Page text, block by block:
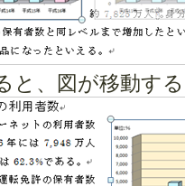
と、図が移動する